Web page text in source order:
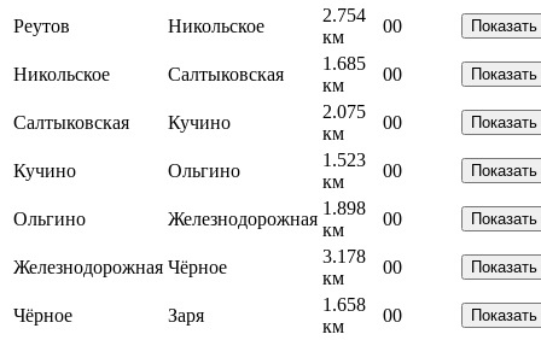
Реутов Никольское
2.754
км
00 Показать
Никольское Салтыковская
1.685
км
00 Показать
Салтыковская Кучино
2.075
км
00 Показать
Кучино Ольгино
1.523
км
00 Показать
Ольгино Железнодорожная
1.898
км
00 Показать
Железнодорожная Чёрное
3.178
км
00 Показать
Чёрное Заря
1.658
км
00 Показать